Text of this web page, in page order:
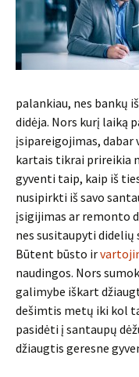
palankiau, nes bankų
didėja. Nors kurį laiką
įsipareigojimas, dabar
kartais tikrai prireikia
gyventi taip, kaip iš
nusipirkti iš savo
įsigijimas ar remonto
nes susitaupyti didelių
Būtent būsto ir
naudingos. Nors
galimybe iškart
dešimtis metų iki kol
pasidėti į santaupų
džiaugtis geresne